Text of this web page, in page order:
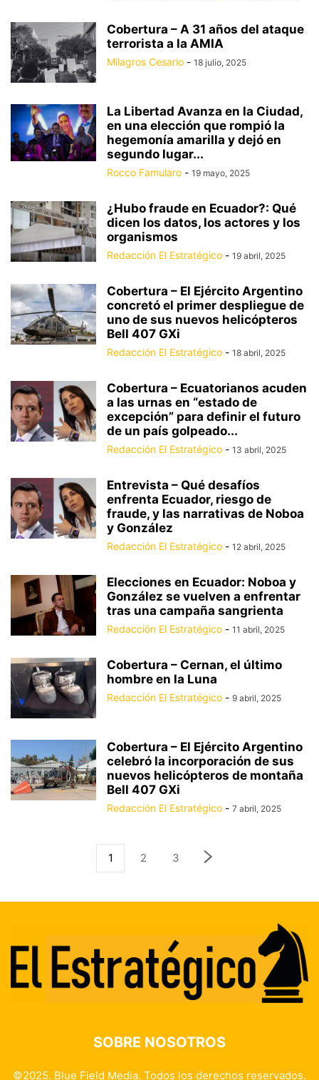
Cobertura – A 31 años del ataque
terrorista a la AMIA
Milagros Cesario - 18 julio, 2025
La Libertad Avanza en la Ciudad,
en una elección que rompió la
hegemonía amarilla y dejó en
segundo lugar...
Rocco Famularo - 19 mayo, 2025
¿Hubo fraude en Ecuador?: Qué
dicen los datos, los actores y los
organismos
Redacción El Estratégico - 19 abril, 2025
Cobertura – El Ejército Argentino
concretó el primer despliegue de
uno de sus nuevos helicópteros
Bell 407 GXi
Redacción El Estratégico - 18 abril, 2025
Cobertura – Ecuatorianos acuden
a las urnas en “estado de
excepción” para definir el futuro
de un país golpeado...
Redacción El Estratégico - 13 abril, 2025
Entrevista – Qué desafíos
enfrenta Ecuador, riesgo de
fraude, y las narrativas de Noboa
y González
Redacción El Estratégico - 12 abril, 2025
Elecciones en Ecuador: Noboa y
González se vuelven a enfrentar
tras una campaña sangrienta
Redacción El Estratégico - 11 abril, 2025
Cobertura – Cernan, el último
hombre en la Luna
Redacción El Estratégico - 9 abril, 2025
Cobertura – El Ejército Argentino
celebró la incorporación de sus
nuevos helicópteros de montaña
Bell 407 GXi
Redacción El Estratégico - 7 abril, 2025
1 2 3
SOBRE NOSOTROS
©2025. Blue Field Media. Todos los derechos reservados.